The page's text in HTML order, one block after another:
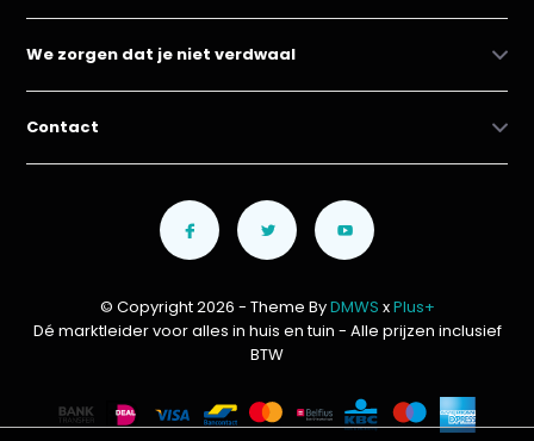
We zorgen dat je niet verdwaal
Contact
© Copyright 2026 - Theme ByDMWS xPlus+
Dé marktleider voor alles in huis en tuin - Alle prijzen inclusief
BTW